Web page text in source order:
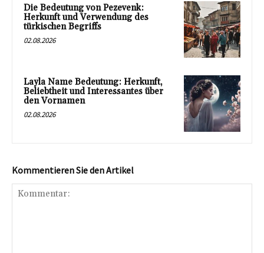
Die Bedeutung von Pezevenk:
Herkunft und Verwendung des
türkischen Begriffs
02.08.2026
Layla Name Bedeutung: Herkunft,
Beliebtheit und Interessantes über
den Vornamen
02.08.2026
Kommentieren Sie den Artikel